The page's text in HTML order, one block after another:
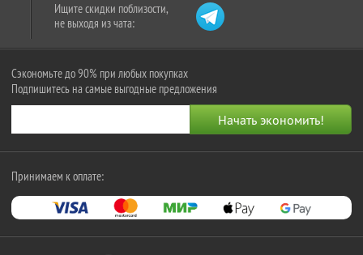
Ищите скидки поблизости,
не выходя из чата:
Сэкономьте до 90% при любых покупках
Подпишитесь на самые выгодные предложения
Принимаем к оплате: